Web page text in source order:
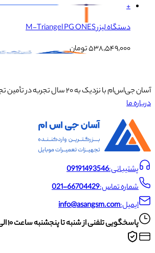
+
دستگاه لیزر M-Triangel PG ONES
۵۳۸٬۵۴۹٬۰۰۰تومان
آسان جی‌اس‌ام با نزدیک به ۲۰ سال تجربه در تأمین تجهیزات تعمیرات الکترونیک، آموزش تخصصی موبایل و ارائه خدمات تعمیر تلفن همراه و لوازم جانبی، با تکیه بر تیمی حرفه‌ای، رضایت و اعتماد مشتریان را اولویت اصلی خود قرار داده است.
درباره ما
پشتیبانی:09191493546
شماره تماس:021-66704429
ایمیل:info@asangsm.com
پاسخگویی تلفنی از شنبه تا پنجشنبه ساعت ۱۰ الی ۱۹